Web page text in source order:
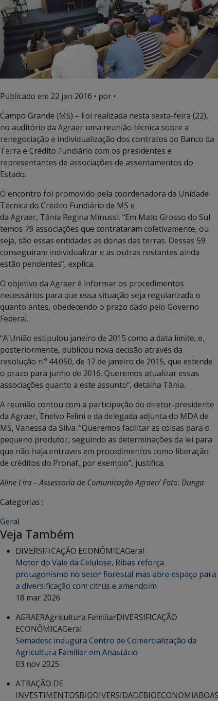
Publicado em 22 jan 2016 • por •
Campo Grande (MS) – Foi realizada nesta sexta-feira (22),
no auditório da Agraer uma reunião técnica sobre a
renegociação e individualização dos contratos do Banco da
Terra e Crédito Fundiário com os presidentes e
representantes de associações de assentamentos do
Estado.
O encontro foi promovido pela coordenadora da Unidade
Técnica do Crédito Fundiário de MS e
da Agraer, Tânia Regina Minussi. “Em Mato Grosso do Sul
temos 79 associações que contrataram coletivamente, ou
seja, são essas entidades as donas das terras. Dessas 59
conseguiram individualizar e as outras restantes ainda
estão pendentes”, explica.
O objetivo da Agraer é informar os procedimentos
necessários para que essa situação seja regularizada o
quanto antes, obedecendo o prazo dado pelo Governo
Federal.
“A União estipulou janeiro de 2015 como a data limite, e,
posteriormente, publicou nova decisão através da
resolução n.º 44.050, de 17 de janeiro de 2015, que estende
o prazo para junho de 2016. Queremos atualizar essas
associações quanto a este assunto”, detalha Tânia.
A reunião contou com a participação do diretor-presidente
da Agraer, Enelvo Felini e da delegada adjunta do MDA de
MS, Vanessa da Silva. “Queremos facilitar as coisas para o
pequeno produtor, seguindo as determinações da lei para
que não haja entraves em procedimentos como liberação
de créditos do Pronaf, por exemplo”, justifica.
Aline Lira – Assessoria de Comunicação Agraer/ Foto: Dunga
Categorias :
Geral
Veja Também
DIVERSIFICAÇÃO ECONÔMICAGeral
Motor do Vale da Celulose, Ribas reforça
protagonismo no setor florestal mas abre espaço para
a diversificação com citrus e amendoim
18 mar 2026
AGRAERAgricultura FamiliarDIVERSIFICAÇÃO
ECONÔMICAGeral
Semadesc inaugura Centro de Comercialização da
Agricultura Familiar em Anastácio
03 nov 2025
ATRAÇÃO DE
INVESTIMENTOSBIODIVERSIDADEBIOECONOMIA